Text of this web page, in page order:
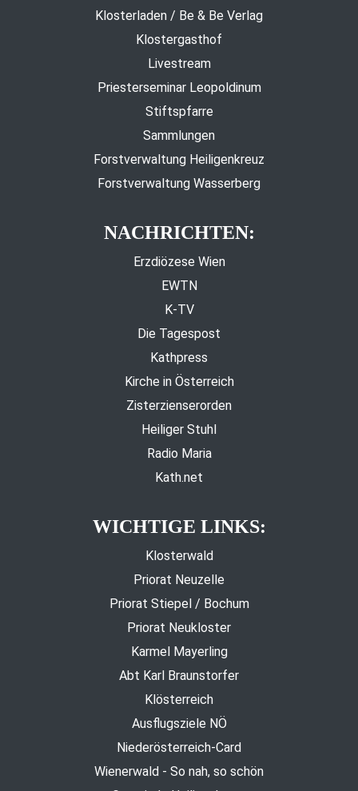
Klosterladen / Be & Be Verlag
Klostergasthof
Livestream
Priesterseminar Leopoldinum
Stiftspfarre
Sammlungen
Forstverwaltung Heiligenkreuz
Forstverwaltung Wasserberg
NACHRICHTEN:
Erzdiözese Wien
EWTN
K-TV
Die Tagespost
Kathpress
Kirche in Österreich
Zisterzienserorden
Heiliger Stuhl
Radio Maria
Kath.net
WICHTIGE LINKS:
Klosterwald
Priorat Neuzelle
Priorat Stiepel / Bochum
Priorat Neukloster
Karmel Mayerling
Abt Karl Braunstorfer
Klösterreich
Ausflugsziele NÖ
Niederösterreich-Card
Wienerwald - So nah, so schön